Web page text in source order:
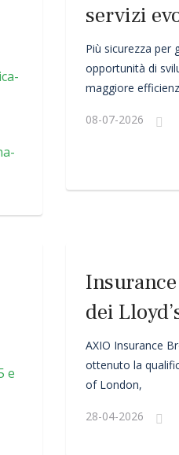
servizi
Più sicurezza per
opportunità di
maggiore
partnership
eMAG Mobility,
08-07-2026
dei
AXIO Insurance
ottenuto la
of London,
28-04-2026